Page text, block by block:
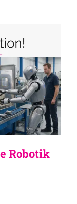
Robotik